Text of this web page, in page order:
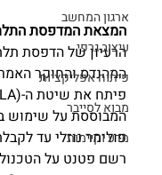
ארגון המחשב
עיצוב גרפי
פיתוח אפליקציות
מבוא לסייבר
מדע וקיימות
המצאת המדפסת
המבוססת על שימוש